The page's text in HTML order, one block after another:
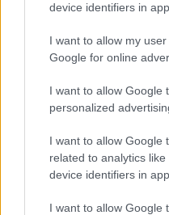
device identifiers in
I want to allow my
Google for online
I want to allow Google
personalized
I want to allow Google
related to analytics
device identifiers in
I want to allow Google
Huki Mercedes 220
tűnik ezúttal kicsit
autók és más járművek
az én hibám, hiszen a
vétek lett volna kihagyni.
Ez a kocsi még
maradt meg és még az
kedvelitek a
elgondolkodni az
játék beszerzésén.